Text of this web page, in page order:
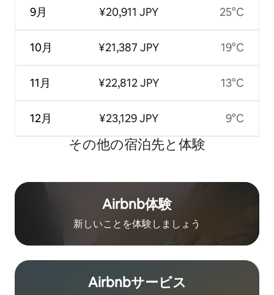
9月
10月
11月
12月
¥20,911 JPY
¥21,387 JPY
¥22,812 JPY
¥23,129 JPY
25°C
19°C
13°C
9°C
その他の宿⁠泊⁠先と体⁠験
Airbnb体験
新しいことを体験しましょう
Airbnb⁠サ⁠ー⁠ビ⁠ス